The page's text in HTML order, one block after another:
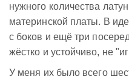
нужного количества
материнской платы. В
с боков и ещё три
жёстко и устойчиво, не
У меня их было всего